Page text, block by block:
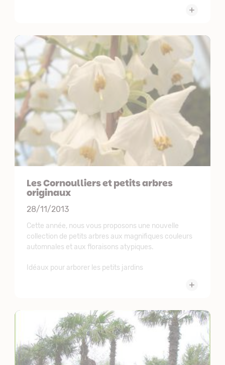
Les Cornoulliers et petits arbres
originaux
28/11/2013
Cette année, nous vous proposons une nouvelle
collection de petits arbres aux magnifiques couleurs
automnales et aux floraisons atypiques.
Idéaux pour arborer les petits jardins